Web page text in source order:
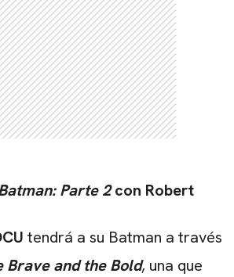
Parte 2con Robert
tendrá a su Batman a través
Brave and the Bold, una que